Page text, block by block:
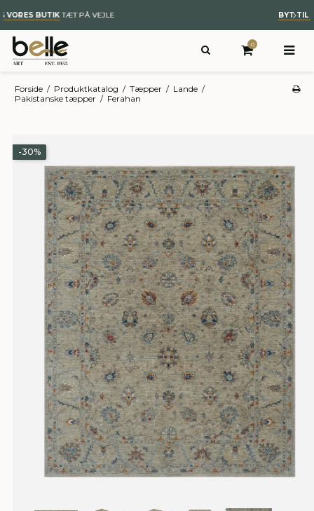
BYT TIL NYT
0
Forside / Produktkatalog / Tæpper / Lande /
Pakistanske tæpper / Ferahan
-30%